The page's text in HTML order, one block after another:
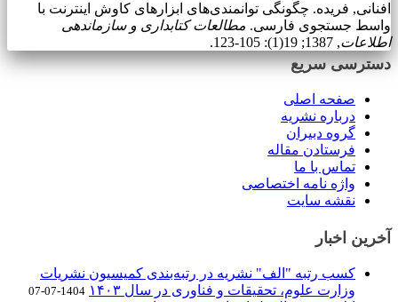
افنانی, فریده. چگونگی توانمندی‌های ابزارهای کاوش اینترنت با
واسط جستجوی فارسی. مطالعات کتابداری و سازماندهی
اطلاعات, 1387; 19(1): 105-123.
دسترسی سریع
صفحه اصلی
درباره نشریه
گروه دبیران
فرستادن مقاله
تماس با ما
واژه نامه اختصاصی
نقشه سایت
آخرین اخبار
کسب رتبه "الف" نشریه در رتبه‌بندی کمیسیون نشریات
وزارت علوم، تحقیقات و فناوری در سال ۱۴۰۳
1404-07-07